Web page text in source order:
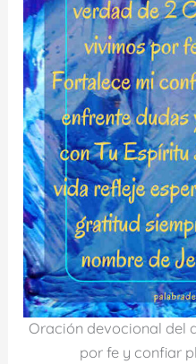
Oración devocional del
por fe y confiar